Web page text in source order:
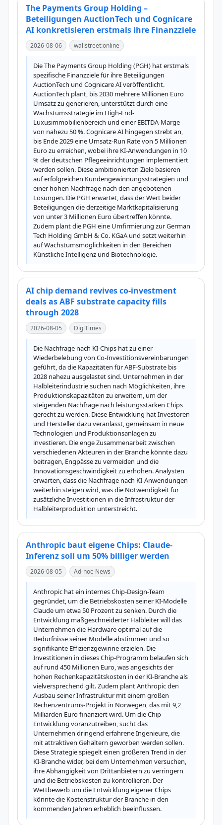
The Payments Group Holding –
Beteiligungen AuctionTech und Cognicare
AI konkretisieren erstmals ihre Finanzziele
2026-08-06 wallstreet:online
Die The Payments Group Holding (PGH) hat erstmals
spezifische Finanzziele für ihre Beteiligungen
AuctionTech und Cognicare AI veröffentlicht.
AuctionTech plant, bis 2030 mehrere Millionen Euro
Umsatz zu generieren, unterstützt durch eine
Wachstumsstrategie im High-End-
Luxusimmobilienbereich und einer EBITDA-Marge
von nahezu 50 %. Cognicare AI hingegen strebt an,
bis Ende 2029 eine Umsatz-Run Rate von 5 Millionen
Euro zu erreichen, wobei ihre KI-Anwendungen in 10
% der deutschen Pflegeeinrichtungen implementiert
werden sollen. Diese ambitionierten Ziele basieren
auf erfolgreichen Kundengewinnungsstrategien und
einer hohen Nachfrage nach den angebotenen
Lösungen. Die PGH erwartet, dass der Wert beider
Beteiligungen die derzeitige Marktkapitalisierung
von unter 3 Millionen Euro übertreffen könnte.
Zudem plant die PGH eine Umfirmierung zur German
Tech Holding GmbH & Co. KGaA und setzt weiterhin
auf Wachstumsmöglichkeiten in den Bereichen
Künstliche Intelligenz und Biotechnologie.
AI chip demand revives co-investment
deals as ABF substrate capacity fills
through 2028
2026-08-05 DigiTimes
Die Nachfrage nach KI-Chips hat zu einer
Wiederbelebung von Co-Investitionsvereinbarungen
geführt, da die Kapazitäten für ABF-Substrate bis
2028 nahezu ausgelastet sind. Unternehmen in der
Halbleiterindustrie suchen nach Möglichkeiten, ihre
Produktionskapazitäten zu erweitern, um der
steigenden Nachfrage nach leistungsstarken Chips
gerecht zu werden. Diese Entwicklung hat Investoren
und Hersteller dazu veranlasst, gemeinsam in neue
Technologien und Produktionsanlagen zu
investieren. Die enge Zusammenarbeit zwischen
verschiedenen Akteuren in der Branche könnte dazu
beitragen, Engpässe zu vermeiden und die
Innovationsgeschwindigkeit zu erhöhen. Analysten
erwarten, dass die Nachfrage nach KI-Anwendungen
weiterhin steigen wird, was die Notwendigkeit für
zusätzliche Investitionen in die Infrastruktur der
Halbleiterproduktion unterstreicht.
Anthropic baut eigene Chips: Claude-
Inferenz soll um 50% billiger werden
2026-08-05 Ad-hoc-News
Anthropic hat ein internes Chip-Design-Team
gegründet, um die Betriebskosten seiner KI-Modelle
Claude um etwa 50 Prozent zu senken. Durch die
Entwicklung maßgeschneiderter Halbleiter will das
Unternehmen die Hardware optimal auf die
Bedürfnisse seiner Modelle abstimmen und so
signifikante Effizienzgewinne erzielen. Die
Investitionen in dieses Chip-Programm belaufen sich
auf rund 450 Millionen Euro, was angesichts der
hohen Rechenkapazitätskosten in der KI-Branche als
vielversprechend gilt. Zudem plant Anthropic den
Ausbau seiner Infrastruktur mit einem großen
Rechenzentrums-Projekt in Norwegen, das mit 9,2
Milliarden Euro finanziert wird. Um die Chip-
Entwicklung voranzutreiben, sucht das
Unternehmen dringend erfahrene Ingenieure, die
mit attraktiven Gehältern geworben werden sollen.
Diese Strategie spiegelt einen größeren Trend in der
KI-Branche wider, bei dem Unternehmen versuchen,
ihre Abhängigkeit von Drittanbietern zu verringern
und die Betriebskosten zu kontrollieren. Der
Wettbewerb um die Entwicklung eigener Chips
könnte die Kostenstruktur der Branche in den
kommenden Jahren erheblich beeinflussen.